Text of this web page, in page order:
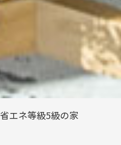
省エネ等級5級の家